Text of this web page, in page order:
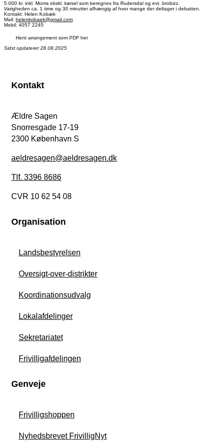
5.000 kr. inkl. Moms ekskl. kørsel som beregnes fra Rudersdal og evt. brobizz.
Varigheden ca. 1 time og 30 minutter afhængig af hvor mange der deltager i debatten.
Kontakt: Helen Kobæk
Mail: helenkobaek@gmail.com
Mobil: 4057 2245
Hent arrangement som PDF her
Sidst opdateret 28.08.2025
Kontakt
Ældre Sagen
Snorresgade 17-19
2300 København S
aeldresagen@aeldresagen.dk
Tlf. 3396 8686
CVR 10 62 54 08
Organisation
Landsbestyrelsen
Oversigt-over-distrikter
Koordinationsudvalg
Lokalafdelinger
Sekretariatet
Frivilligafdelingen
Genveje
Frivilligshoppen
Nyhedsbrevet FrivilligNyt